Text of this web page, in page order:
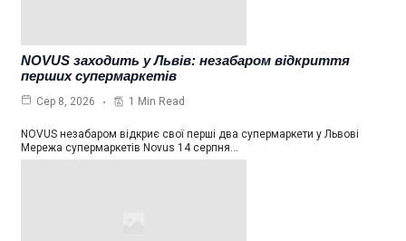
NOVUS заходить у Львів: незабаром відкриття
перших супермаркетів
Сер 8, 2026 1 Min Read
NOVUS незабаром відкриє свої перші два супермаркети у Львові
Мережа супермаркетів Novus 14 серпня…